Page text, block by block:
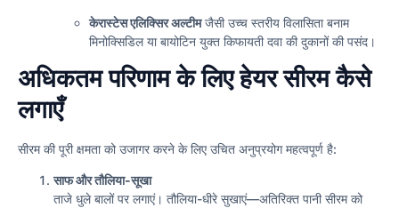
केरास्टेस एलिक्सिर अल्टीमजैसी उच्च स्तरीय विलासिता बनाम
मिनोक्सिडिल या बायोटिन युक्त किफायती दवा की दुकानों की पसंद।
अधिकतम परिणाम के लिए हेयर सीरम कैसे
लगाएँ
सीरम की पूरी क्षमता को उजागर करने के लिए उचित अनुप्रयोग महत्वपूर्ण है:
साफ और तौलिया-सूखा
ताजे धुले बालों पर लगाएं। तौलिया-धीरे सुखाएं—अतिरिक्त पानी सीरम को